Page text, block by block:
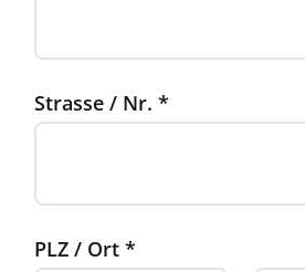
Strasse / Nr. *
PLZ / Ort *